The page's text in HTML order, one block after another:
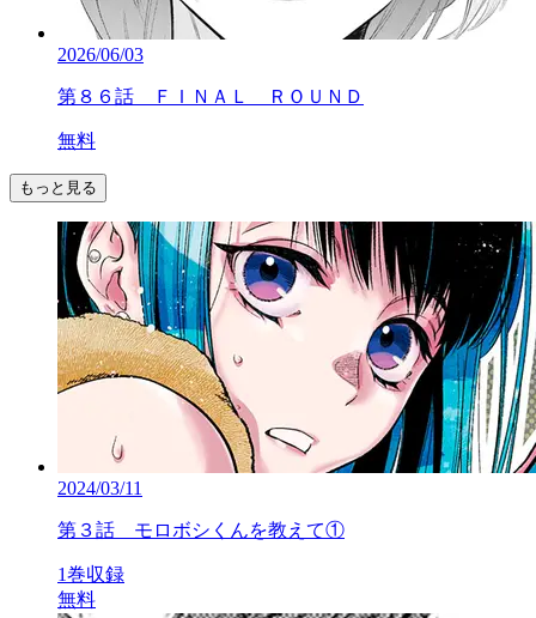
2026/06/03
第８６話 ＦＩＮＡＬ ＲＯＵＮＤ
無料
もっと見る
2024/03/11
第３話 モロボシくんを教えて①
1巻収録
無料